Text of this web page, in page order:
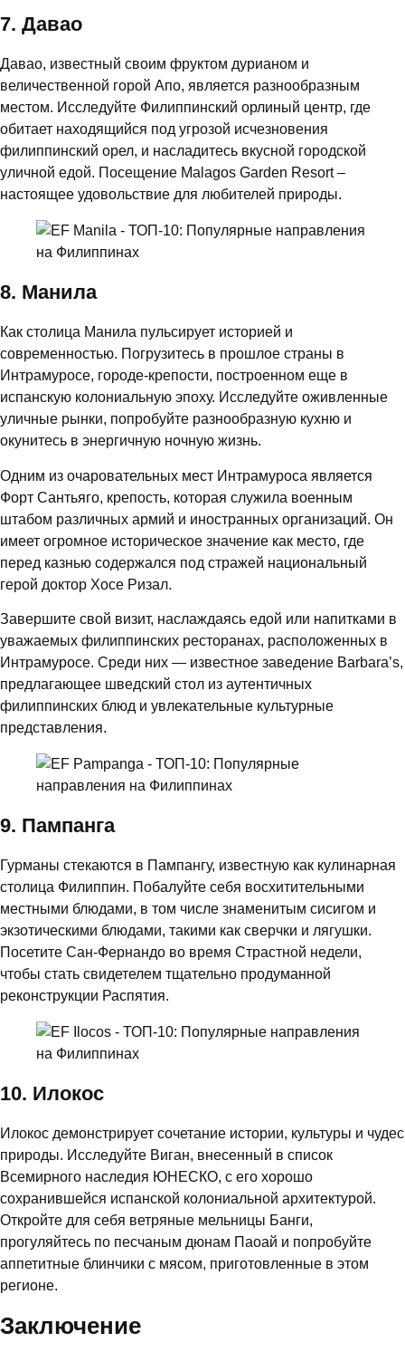
7. Давао
Давао, известный своим фруктом дурианом и
величественной горой Апо, является разнообразным
местом. Исследуйте Филиппинский орлиный центр, где
обитает находящийся под угрозой исчезновения
филиппинский орел, и насладитесь вкусной городской
уличной едой. Посещение Malagos Garden Resort –
настоящее удовольствие для любителей природы.
8. Манила
Как столица Манила пульсирует историей и
современностью. Погрузитесь в прошлое страны в
Интрамуросе, городе-крепости, построенном еще в
испанскую колониальную эпоху. Исследуйте оживленные
уличные рынки, попробуйте разнообразную кухню и
окунитесь в энергичную ночную жизнь.
Одним из очаровательных мест Интрамуроса является
Форт Сантьяго, крепость, которая служила военным
штабом различных армий и иностранных организаций. Он
имеет огромное историческое значение как место, где
перед казнью содержался под стражей национальный
герой доктор Хосе Ризал.
Завершите свой визит, наслаждаясь едой или напитками в
уважаемых филиппинских ресторанах, расположенных в
Интрамуросе. Среди них — известное заведение Barbara’s,
предлагающее шведский стол из аутентичных
филиппинских блюд и увлекательные культурные
представления.
9. Пампанга
Гурманы стекаются в Пампангу, известную как кулинарная
столица Филиппин. Побалуйте себя восхитительными
местными блюдами, в том числе знаменитым сисигом и
экзотическими блюдами, такими как сверчки и лягушки.
Посетите Сан-Фернандо во время Страстной недели,
чтобы стать свидетелем тщательно продуманной
реконструкции Распятия.
10. Илокос
Илокос демонстрирует сочетание истории, культуры и чудес
природы. Исследуйте Виган, внесенный в список
Всемирного наследия ЮНЕСКО, с его хорошо
сохранившейся испанской колониальной архитектурой.
Откройте для себя ветряные мельницы Банги,
прогуляйтесь по песчаным дюнам Паоай и попробуйте
аппетитные блинчики с мясом, приготовленные в этом
регионе.
Заключение